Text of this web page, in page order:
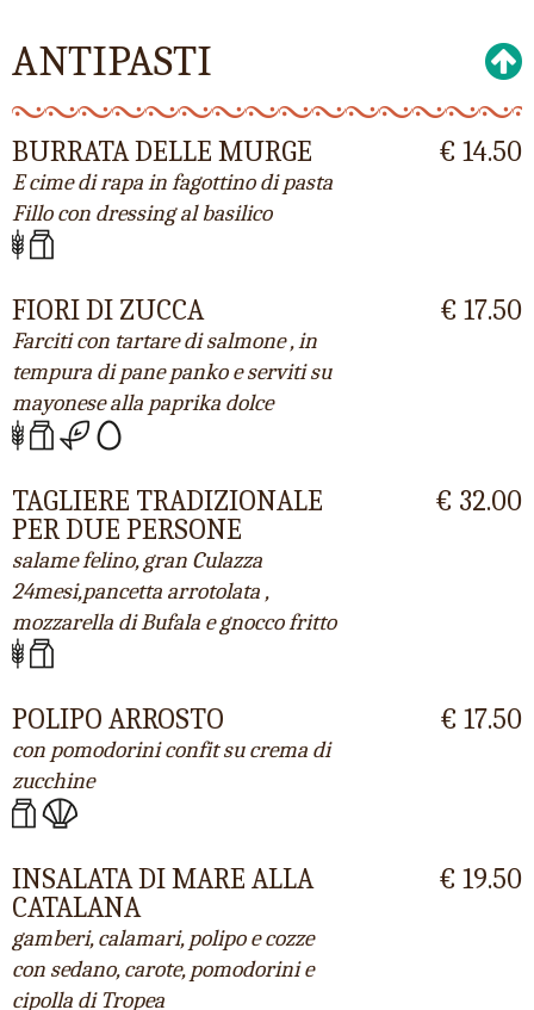
ANTIPASTI
BURRATA DELLE MURGE
E cime di rapa in fagottino di pasta
Fillo con dressing al basilico
€ 14.50
FIORI DI ZUCCA
Farciti con tartare di salmone , in
tempura di pane panko e serviti su
mayonese alla paprika dolce
€ 17.50
TAGLIERE TRADIZIONALE
PER DUE PERSONE
salame felino, gran Culazza
24mesi,pancetta arrotolata ,
mozzarella di Bufala e gnocco fritto
€ 32.00
POLIPO ARROSTO
con pomodorini confit su crema di
zucchine
€ 17.50
INSALATA DI MARE ALLA
CATALANA
gamberi, calamari, polipo e cozze
con sedano, carote, pomodorini e
cipolla di Tropea
€ 19.50